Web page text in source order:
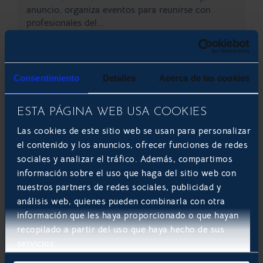
Consentimiento Detalles Acerca de las cookies
ESTA PÁGINA WEB USA COOKIES
Las cookies de este sitio web se usan para personalizar
el contenido y los anuncios, ofrecer funciones de redes
sociales y analizar el tráfico. Además, compartimos
información sobre el uso que haga del sitio web con
nuestros partners de redes sociales, publicidad y
análisis web, quienes pueden combinarla con otra
información que les haya proporcionado o que hayan
recopilado a partir del uso que haya hecho de sus
servicios.
anuncio, organiza eventos para reunirse con
profesionales del...
ODOO: OPEN SOURCE ERP Y CRM
Develoop Software patrocinó la
pasada edición de Odoo Roadshow